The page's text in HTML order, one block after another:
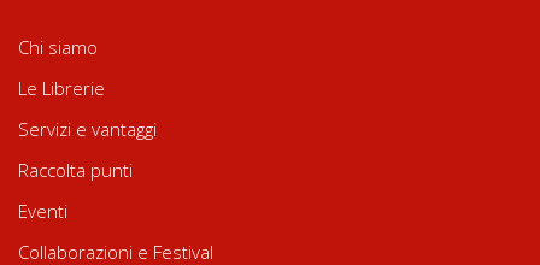
Chi siamo
Le Librerie
Servizi e vantaggi
Raccolta punti
Eventi
Collaborazioni e Festival